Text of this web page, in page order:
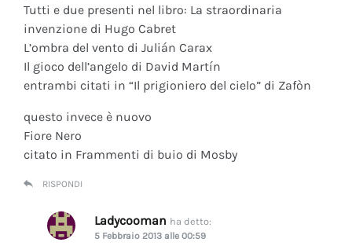
Tutti e due presenti nel libro: La straordinaria
invenzione di Hugo Cabret
L’ombra del vento di Julián Carax
Il gioco dell’angelo di David Martín
entrambi citati in “Il prigioniero del cielo” di Zafòn
questo invece è nuovo
Fiore Nero
citato in Frammenti di buio di Mosby
RISPONDI
Ladycooman ha detto:
5 Febbraio 2013 alle 00:59